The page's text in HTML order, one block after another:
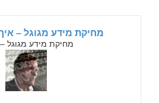
מחיקת מידע מגוגל –
מחיקת מידע מגוגל –